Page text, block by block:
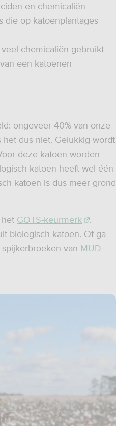
en chemicaliën
die op katoenplantages
chemicaliën gebruikt
een katoenen
ongeveer 40% van onze
het dus niet. Gelukkig wordt
deze katoen worden
katoen heeft wel één
katoen is dus meer grond
GOTS-keurmerk
.
biologisch katoen. Of ga
van MUD